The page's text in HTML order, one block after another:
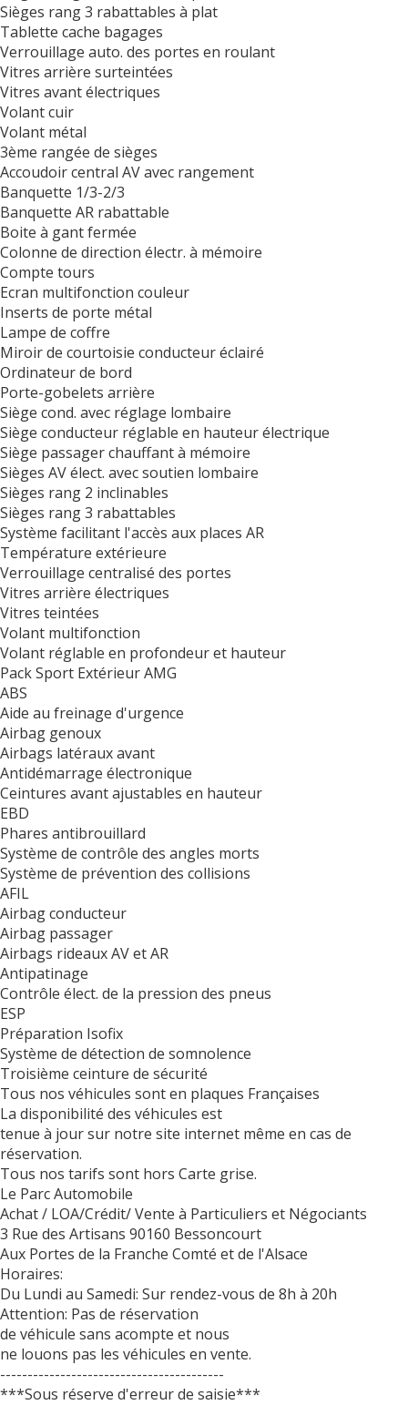
Sièges rang 3 rabattables à plat
Tablette cache bagages
Verrouillage auto. des portes en roulant
Vitres arrière surteintées
Vitres avant électriques
Volant cuir
Volant métal
3ème rangée de sièges
Accoudoir central AV avec rangement
Banquette 1/3-2/3
Banquette AR rabattable
Boite à gant fermée
Colonne de direction électr. à mémoire
Compte tours
Ecran multifonction couleur
Inserts de porte métal
Lampe de coffre
Miroir de courtoisie conducteur éclairé
Ordinateur de bord
Porte-gobelets arrière
Siège cond. avec réglage lombaire
Siège conducteur réglable en hauteur électrique
Siège passager chauffant à mémoire
Sièges AV élect. avec soutien lombaire
Sièges rang 2 inclinables
Sièges rang 3 rabattables
Système facilitant l'accès aux places AR
Température extérieure
Verrouillage centralisé des portes
Vitres arrière électriques
Vitres teintées
Volant multifonction
Volant réglable en profondeur et hauteur
Pack Sport Extérieur AMG
ABS
Aide au freinage d'urgence
Airbag genoux
Airbags latéraux avant
Antidémarrage électronique
Ceintures avant ajustables en hauteur
EBD
Phares antibrouillard
Système de contrôle des angles morts
Système de prévention des collisions
AFIL
Airbag conducteur
Airbag passager
Airbags rideaux AV et AR
Antipatinage
Contrôle élect. de la pression des pneus
ESP
Préparation Isofix
Système de détection de somnolence
Troisième ceinture de sécurité
Tous nos véhicules sont en plaques Françaises
La disponibilité des véhicules est
tenue à jour sur notre site internet même en cas de
réservation.
Tous nos tarifs sont hors Carte grise.
Le Parc Automobile
Achat / LOA/Crédit/ Vente à Particuliers et Négociants
3 Rue des Artisans 90160 Bessoncourt
Aux Portes de la Franche Comté et de l'Alsace
Horaires:
Du Lundi au Samedi: Sur rendez-vous de 8h à 20h
Attention: Pas de réservation
de véhicule sans acompte et nous
ne louons pas les véhicules en vente.
-----------------------------------------
***Sous réserve d'erreur de saisie***